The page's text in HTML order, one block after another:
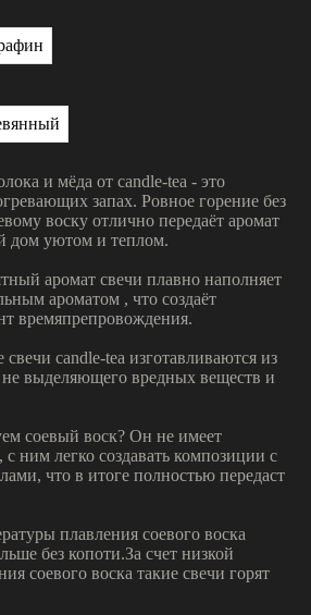
и мёда от candle-tea - это
запах. Ровное горение без
воску отлично передаёт аромат
дом уютом и теплом.
аромат свечи плавно наполняет
ароматом , что создаёт
времяпрепровождения.
candle-tea изготавливаются из
не выделяющего вредных веществ и
соевый воск? Он не имеет
с ним легко создавать композиции с
что в итоге полностью передаст
плавления соевого воска
без копоти.За счет низкой
соевого воска такие свечи горят